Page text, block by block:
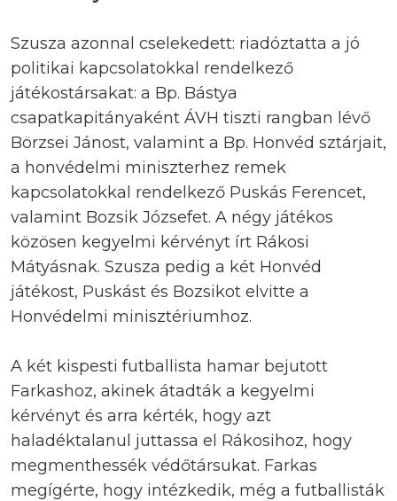
Szusza azonnal cselekedett: riadóztatta a jó
politikai kapcsolatokkal rendelkező
játékostársakat: a Bp. Bástya
csapatkapitányaként ÁVH tiszti rangban lévő
Börzsei Jánost, valamint a Bp. Honvéd sztárjait,
a honvédelmi miniszterhez remek
kapcsolatokkal rendelkező Puskás Ferencet,
valamint Bozsik Józsefet. A négy játékos
közösen kegyelmi kérvényt írt Rákosi
Mátyásnak. Szusza pedig a két Honvéd
játékost, Puskást és Bozsikot elvitte a
Honvédelmi minisztériumhoz.
A két kispesti futballista hamar bejutott
Farkashoz, akinek átadták a kegyelmi
kérvényt és arra kérték, hogy azt
haladéktalanul juttassa el Rákosihoz, hogy
megmenthessék védőtársukat. Farkas
megígérte, hogy intézkedik, még a futballisták